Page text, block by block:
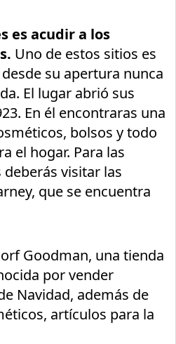
es acudir a los
Uno de estos sitios es
su apertura nunca
El lugar abrió sus
En él encontraras una
bolsos y todo
el hogar. Para las
visitar las
que se encuentra
Goodman, una tienda
por vender
Navidad, además de
artículos para la